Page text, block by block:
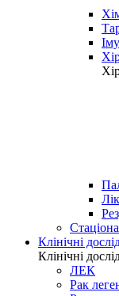
Клінічні
Клінічні
ЛЕК
Рак